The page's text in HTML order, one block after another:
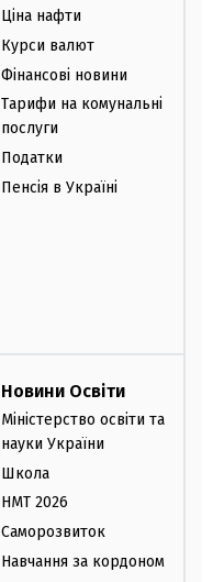
Ціна нафти
Курси валют
Фінансові новини
Тарифи на комунальні
послуги
Податки
Пенсія в Україні
Новини Освіти
Міністерство освіти та
науки України
Школа
НМТ 2026
Саморозвиток
Навчання за кордоном